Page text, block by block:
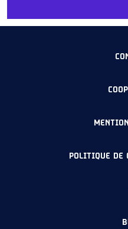
POLITIQUE DE